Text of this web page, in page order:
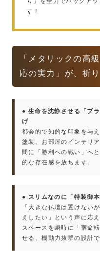
す！
「メタリックの高
応の実力」が、祈り
● 生命を沈静させる「ブ
げ
都会的で知的な印象を与
塗装。お部屋のインテリ
間に「勝利への戦い」へ
的な存在感を放ちます。
● スリムなのに「特装御
「大きな仏壇は置けない
えしたい」という声に応
スペースを瞬時に「宿命
せる、機動力抜群の設計で